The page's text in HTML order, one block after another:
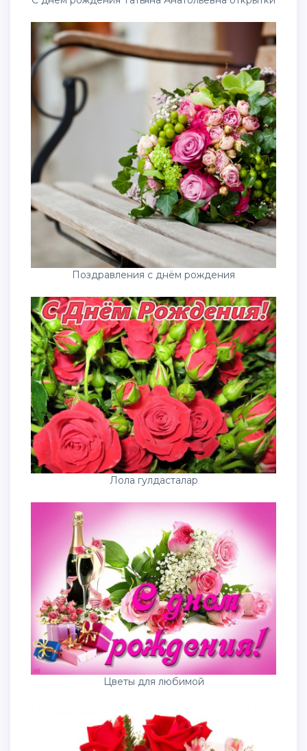
Поздравления с днём рождения
Лола гулдасталар
Цветы для любимой